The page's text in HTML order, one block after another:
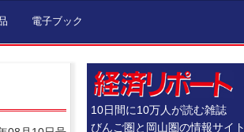
電子ブック
10日間に10万人が読む雑誌
びんご圏と岡山圏の情報サイト